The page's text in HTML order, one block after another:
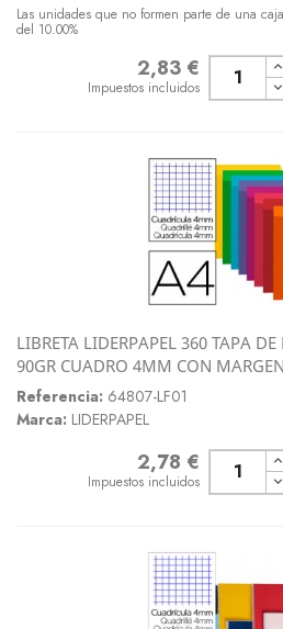
Las unidades que no formen parte de una
del 10.00%
2,83 €
Impuestos incluidos
LIBRETA LIDERPAPEL 360 TAPA
90GR CUADRO 4MM CON
Referencia: 64807-LF01
Marca: LIDERPAPEL
2,78 €
Impuestos incluidos